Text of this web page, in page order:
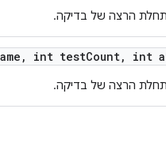
הרצה של בדיקה.
, int testCount, int
הרצה של בדיקה.